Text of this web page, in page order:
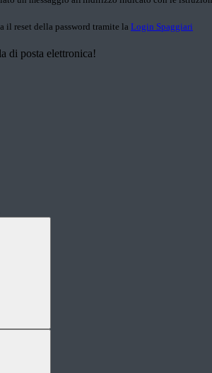
il reset della password tramite la Login Spaggiari
di posta elettronica!